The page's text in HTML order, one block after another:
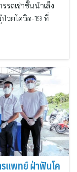
ถเช่าชั้นนำเล็ง
วยโควิด-19 ที่
รแพทย์ ฝ่าฟันโค